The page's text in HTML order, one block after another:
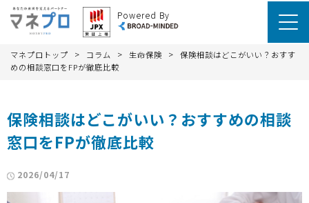
Powered By
マネプロトップ > コラム > 生命保険 >
保険相談はどこがいい？おすす
めの相談窓口をFPが徹底比較
保険相談はどこがいい？おすすめの相談
窓口をFPが徹底比較
2026/04/17